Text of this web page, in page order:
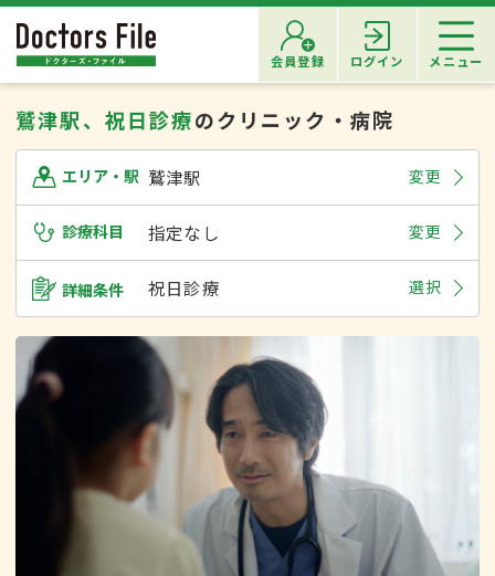
会員登録 ログイン メニュー
鷲津駅、祝日診療のクリニック・病院
エリア・駅 鷲津駅 変更
診療科目 指定なし 変更
詳細条件 祝日診療 選択